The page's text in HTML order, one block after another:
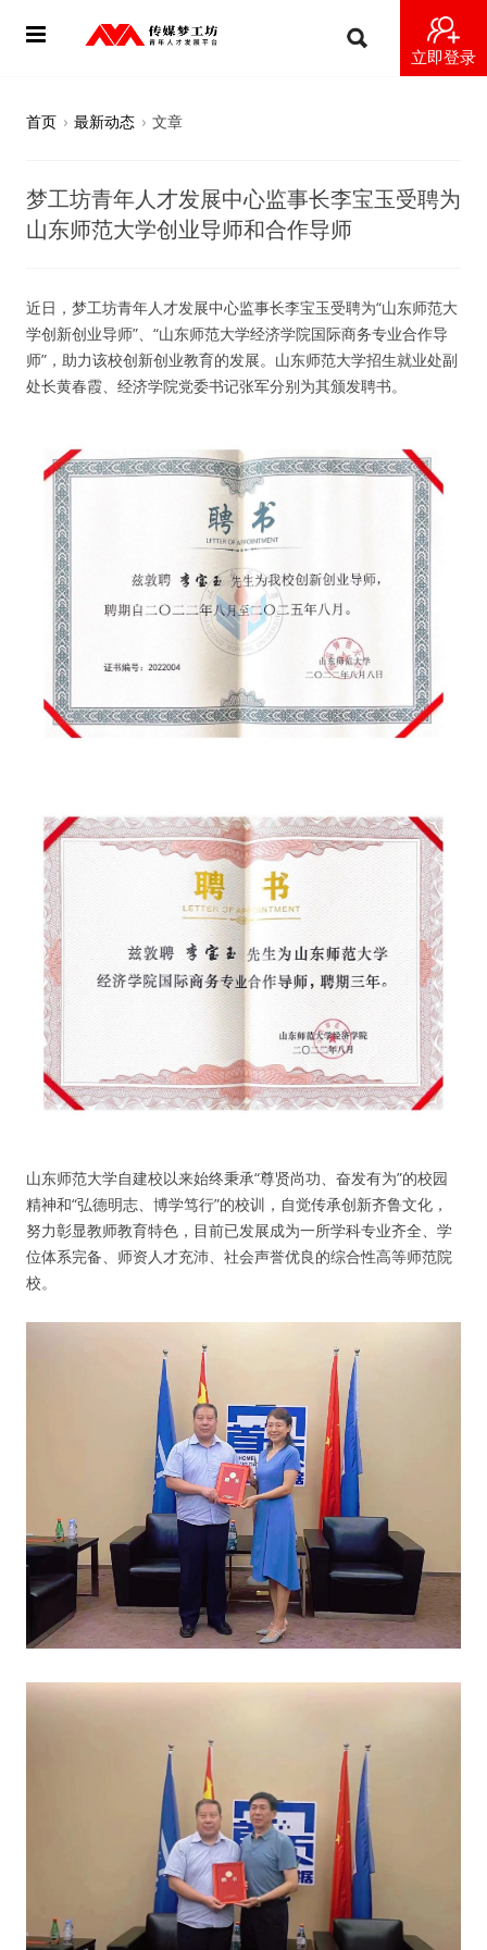
立即登录
导师
视频
梦工坊视频
纪录片2 青年人不同活法
纪录片3 我们都是青年偶像
活动
往届
出彩2016
逐梦2014
辉煌2013
精彩2012
梦工坊圈
人脉圈
信息圈
首页 › 最新动态 › 文章
梦工坊青年人才发展中心监事长李宝玉受聘为
山东师范大学创业导师和合作导师
近日，梦工坊青年人才发展中心监事长李宝玉受聘为“山东师范大
学创新创业导师”、“山东师范大学经济学院国际商务专业合作导
师”，助力该校创新创业教育的发展。山东师范大学招生就业处副
处长黄春霞、经济学院党委书记张军分别为其颁发聘书。
山东师范大学自建校以来始终秉承“尊贤尚功、奋发有为”的校园
精神和“弘德明志、博学笃行”的校训，自觉传承创新齐鲁文化，
努力彰显教师教育特色，目前已发展成为一所学科专业齐全、学
位体系完备、师资人才充沛、社会声誉优良的综合性高等师范院
校。